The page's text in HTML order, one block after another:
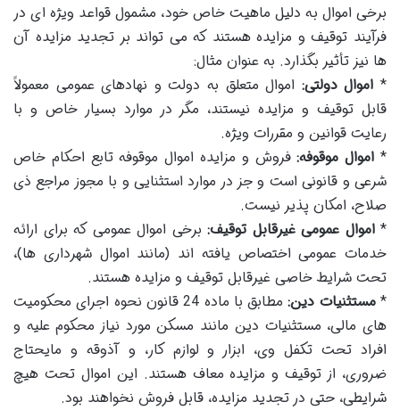
برخی اموال به دلیل ماهیت خاص خود، مشمول قواعد ویژه ای در
فرآیند توقیف و مزایده هستند که می تواند بر تجدید مزایده آن
ها نیز تأثیر بگذارد. به عنوان مثال:
* اموال دولتی: اموال متعلق به دولت و نهادهای عمومی معمولاً
قابل توقیف و مزایده نیستند، مگر در موارد بسیار خاص و با
رعایت قوانین و مقررات ویژه.
* اموال موقوفه:فروش و مزایده اموال موقوفه تابع احکام خاص
شرعی و قانونی است و جز در موارد استثنایی و با مجوز مراجع ذی
صلاح، امکان پذیر نیست.
*اموال عمومی غیرقابل توقیف: برخی اموال عمومی که برای ارائه
خدمات عمومی اختصاص یافته اند (مانند اموال شهرداری ها)،
تحت شرایط خاصی غیرقابل توقیف و مزایده هستند.
*مستثنیات دین:
مطابق با ماده 24 قانون نحوه اجرای محکومیت
های مالی، مستثنیات دین مانند مسکن مورد نیاز محکوم علیه و
افراد تحت تکفل وی، ابزار و لوازم کار، و آذوقه و مایحتاج
ضروری، از توقیف و مزایده معاف هستند. این اموال تحت هیچ
شرایطی، حتی در تجدید مزایده، قابل فروش نخواهند بود.